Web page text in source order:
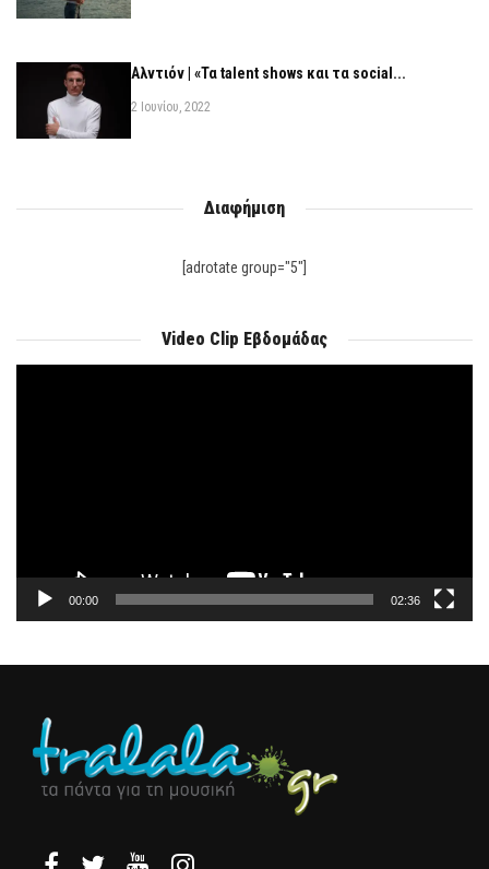
Αλντιόν | «Τα talent shows και τα social...
2 Ιουνίου, 2022
Διαφήμιση
[adrotate group="5"]
Video Clip Εβδομάδας
00:00 02:36